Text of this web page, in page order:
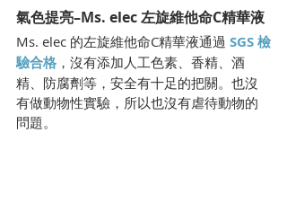
氣色提亮–Ms. elec 左旋維他命C精華液
Ms. elec 的左旋維他命C精華液通過 SGS 檢
驗合格 ，沒有添加人工色素、香精、酒
精、防腐劑等，安全有十足的把關。也沒
有做動物性實驗，所以也沒有虐待動物的
問題。